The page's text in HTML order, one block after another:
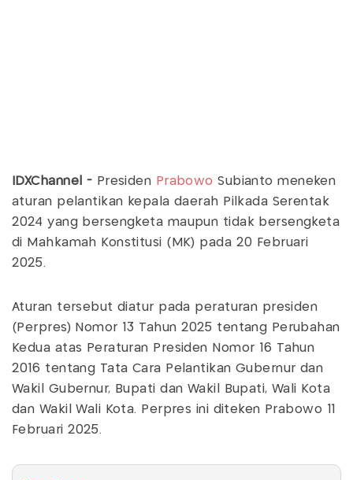
IDXChannel - Presiden Prabowo Subianto meneken
aturan pelantikan kepala daerah Pilkada Serentak
2024 yang bersengketa maupun tidak bersengketa
di Mahkamah Konstitusi (MK) pada 20 Februari
2025.
Aturan tersebut diatur pada peraturan presiden
(Perpres) Nomor 13 Tahun 2025 tentang Perubahan
Kedua atas Peraturan Presiden Nomor 16 Tahun
2016 tentang Tata Cara Pelantikan Gubernur dan
Wakil Gubernur, Bupati dan Wakil Bupati, Wali Kota
dan Wakil Wali Kota. Perpres ini diteken Prabowo 11
Februari 2025.